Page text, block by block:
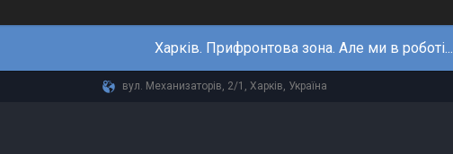
Харків. Прифронтова зона. Але ми в роботі...
вул. Механизаторів, 2/1, Харків, Україна